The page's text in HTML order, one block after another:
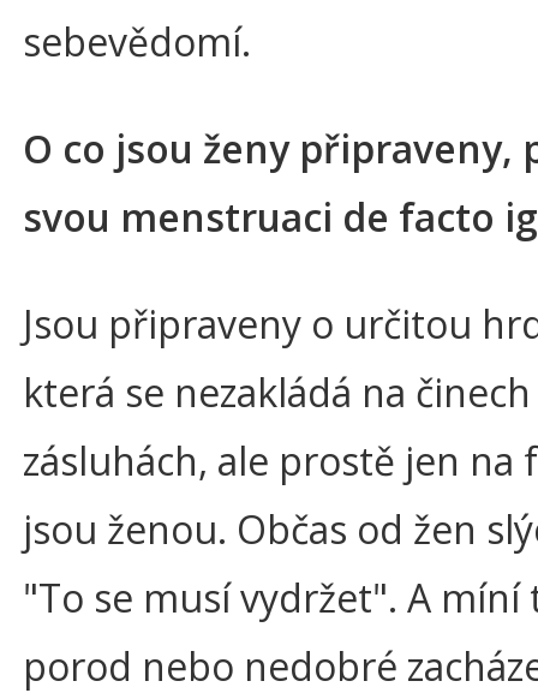
sebevědomí.
O co jsou ženy připraveny,
svou menstruaci de facto
Jsou připraveny o určitou
která se nezakládá na
zásluhách, ale prostě jen na
jsou ženou. Občas od žen
"To se musí vydržet". A míní
porod nebo nedobré